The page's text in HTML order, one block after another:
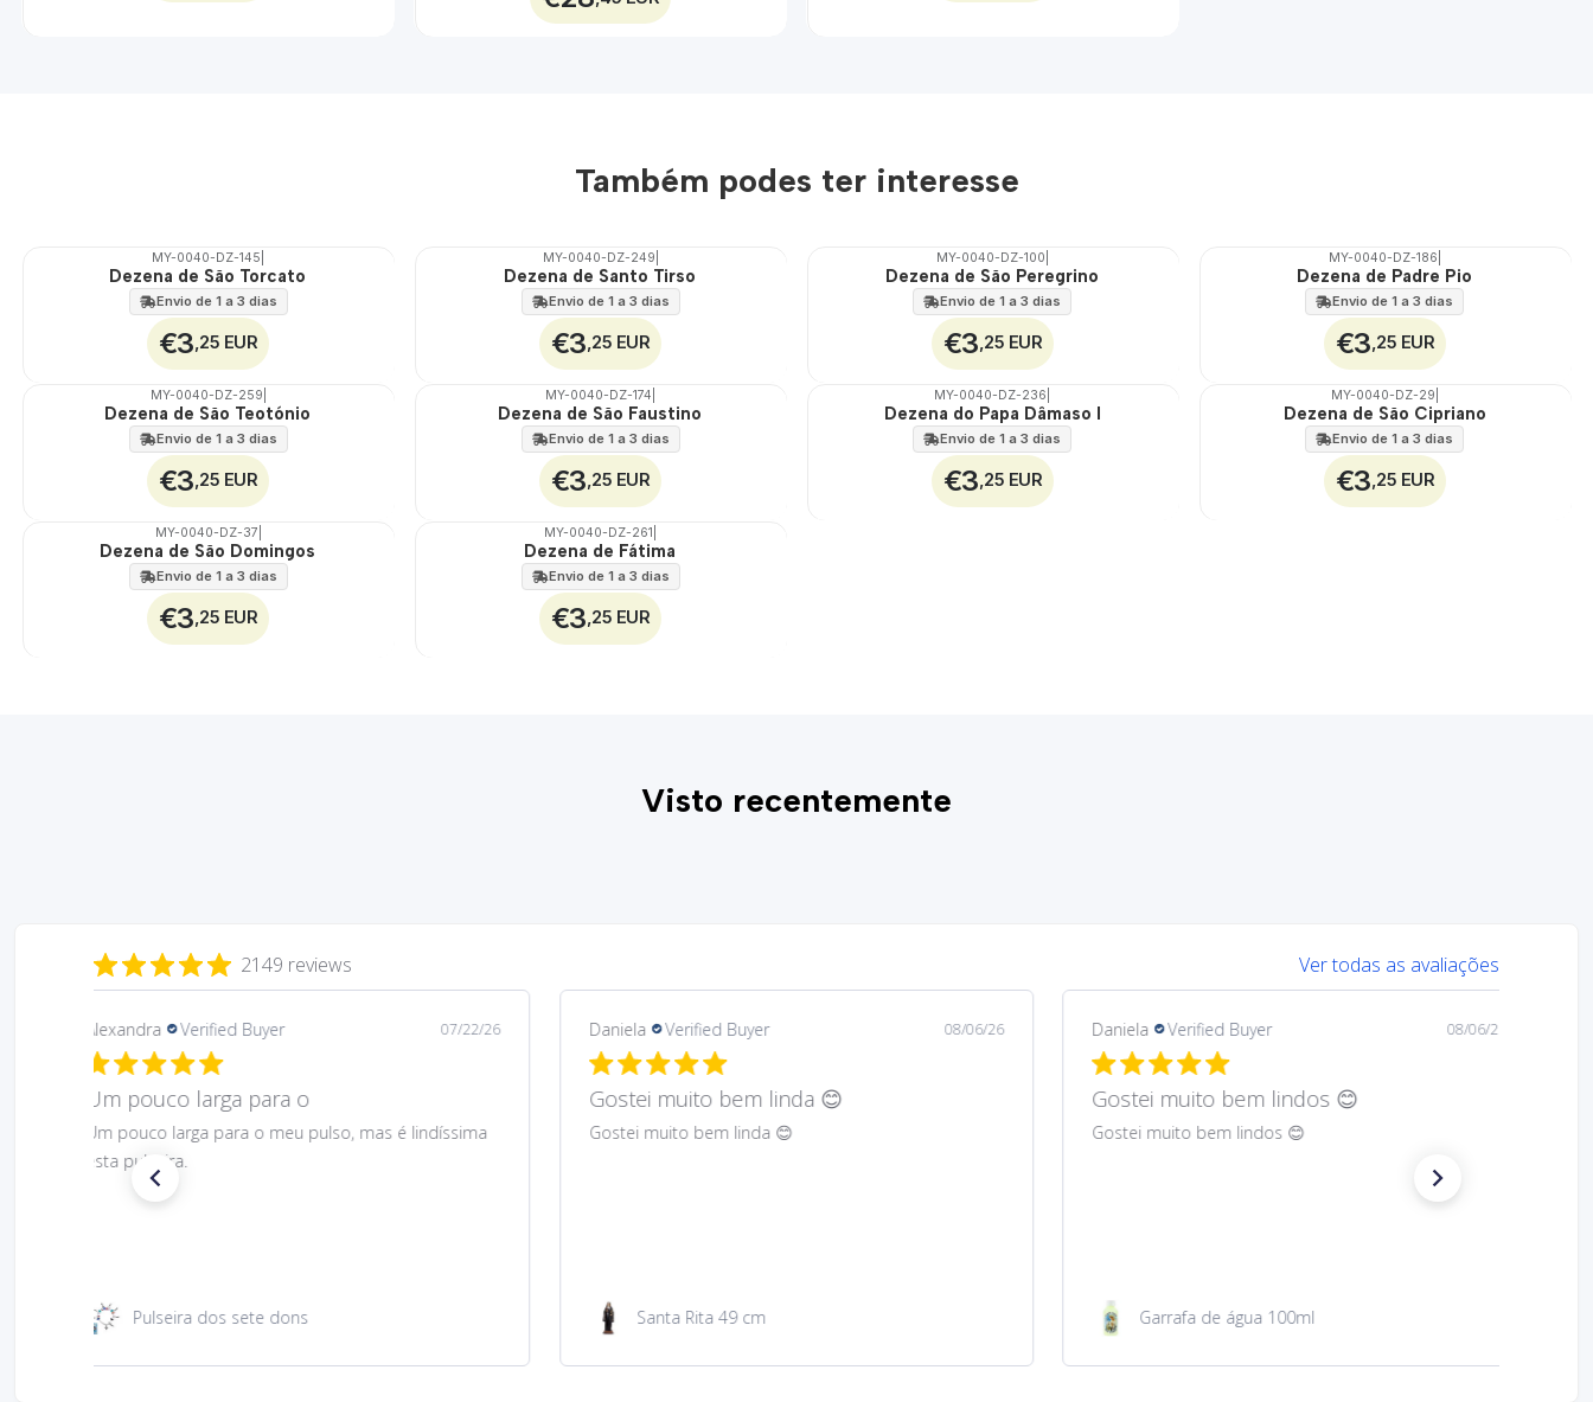
Também podes ter interesse
MY-0040-DZ-145
Dezena de São Torcato
Envio de 1 a 3 dias
€3 ,25 EUR
MY-0040-DZ-249
Dezena de Santo Tirso
Envio de 1 a 3 dias
€3 ,25 EUR
MY-0040-DZ-100
Dezena de São Peregrino
Envio de 1 a 3 dias
€3 ,25 EUR
MY-0040-DZ-186
Dezena de Padre Pio
Envio de 1 a 3 dias
€3 ,25 EUR
MY-0040-DZ-259
Dezena de São Teotónio
Envio de 1 a 3 dias
€3 ,25 EUR
MY-0040-DZ-174
Dezena de São Faustino
Envio de 1 a 3 dias
€3 ,25 EUR
MY-0040-DZ-236
Dezena do Papa Dâmaso I
Envio de 1 a 3 dias
€3 ,25 EUR
MY-0040-DZ-29
Dezena de São Cipriano
Envio de 1 a 3 dias
€3 ,25 EUR
MY-0040-DZ-37
Dezena de São Domingos
Envio de 1 a 3 dias
€3 ,25 EUR
MY-0040-DZ-261
Dezena de Fátima
Envio de 1 a 3 dias
€3 ,25 EUR
Visto recentemente
2149 reviews Ver todas as avaliações
Daniela Verified Buyer 08/06/26
Gostei muito bem linda 😊
Gostei muito bem linda 😊
Santa Rita 49 cm
Daniela Verified Buyer 08/06/26
Gostei muito bem lindos 😊
Gostei muito bem lindos 😊
Garrafa de água 100ml
Mary Verified Buyer 08/05/26
Hard to find Saint
Absolutely wonderful!
São Jacinto 23 cm